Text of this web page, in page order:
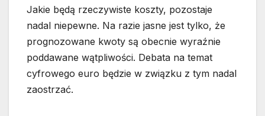
Jakie będą rzeczywiste koszty, pozostaje
nadal niepewne. Na razie jasne jest tylko, że
prognozowane kwoty są obecnie wyraźnie
poddawane wątpliwości. Debata na temat
cyfrowego euro będzie w związku z tym nadal
zaostrzać.